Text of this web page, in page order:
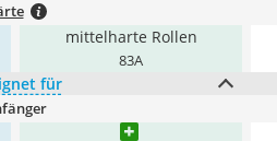
mittelharte Rollen
83A
für